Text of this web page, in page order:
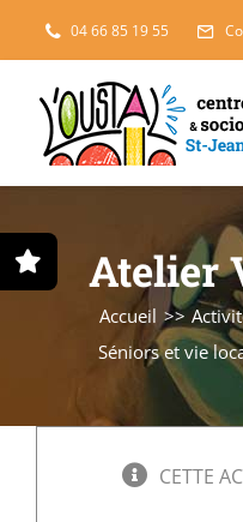
Passer
au
contenu
04 66 85 19 55
Projets solidairesAtelier
Accueil
Séniors et vie
CETTE